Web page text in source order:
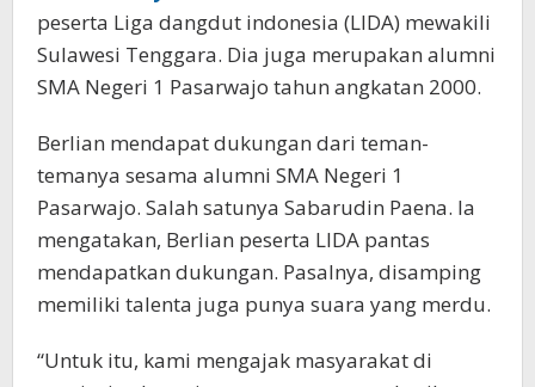
peserta Liga dangdut indonesia (LIDA) mewakili
Sulawesi Tenggara. Dia juga merupakan alumni
SMA Negeri 1 Pasarwajo tahun angkatan 2000.
Berlian mendapat dukungan dari teman-
temanya sesama alumni SMA Negeri 1
Pasarwajo. Salah satunya Sabarudin Paena. Ia
mengatakan, Berlian peserta LIDA pantas
mendapatkan dukungan. Pasalnya, disamping
memiliki talenta juga punya suara yang merdu.
“Untuk itu, kami mengajak masyarakat di